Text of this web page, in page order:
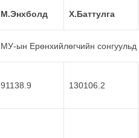
М.Энхболд Х.Баттулга
МУ-ын Ерөнхийлөгчийн сонгуульд
91138.9 130106.2